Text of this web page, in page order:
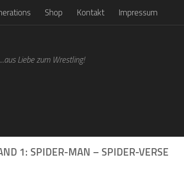
Shop Kontakt Impressum
Liebe zum Wrestling!
1: SPIDER-MAN – SPIDER-VERSE